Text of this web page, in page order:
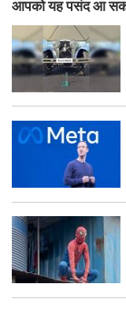
आपको यह पसंद आ